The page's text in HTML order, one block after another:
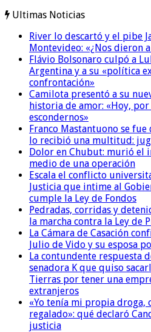
Ultimas Noticias
River lo descartó y el pibe
Montevideo: «¿Nos dieron a
Flávio Bolsonaro culpó a
Argentina y a su «política
confrontación»
Camilota presentó a su
historia de amor: «Hoy,
escondernos»
Franco Mastantuono se
lo recibió una multitud:
Dolor en Chubut: murió el
medio de una operación
Escala el conflicto
Justicia que intime al
cumple la Ley de Fondos
Pedradas, corridas y
la marcha contra la Ley de
La Cámara de Casación
Julio de Vido y su esposa
La contundente respuesta
senadora K que quiso
Tierras por tener una
extranjeros
«Yo tenía mi propia droga,
regalado»: qué declaró
justicia